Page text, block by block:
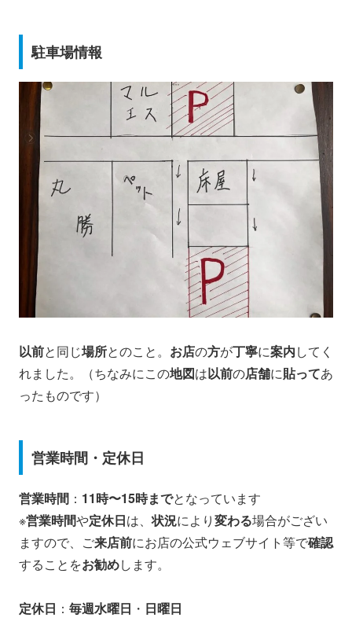
駐車場情報
以前と同じ場所とのこと。 お店の方が丁寧に案内してく
れました。（ちなみにこの地図は以前の店舗に貼ってあ
ったものです）
営業時間・定休日
営業時間 ： 11時〜15時までとなっています
※営業時間や定休日は、状況により変わる場合がござい
ますので、ご来店前にお店の公式ウェブサイト等で確認
することをお勧めします。
定休日 ： 毎週水曜日 ・ 日曜日